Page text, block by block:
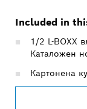
Included in
1/2 L-BOXX
Каталожен
Картонена